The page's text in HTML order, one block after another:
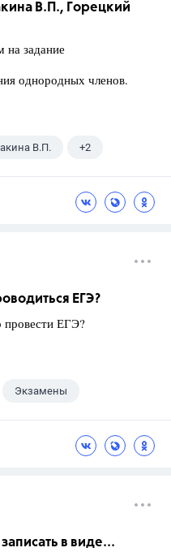
В.П., Горецкий
на задание
однородных членов.
В.П. +2
ЕГЭ?
провести ЕГЭ?
Экзамены
в виде...